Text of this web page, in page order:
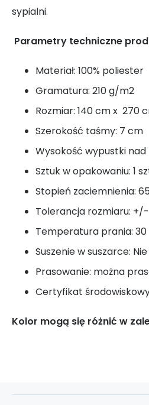
sypialni.
Parametry techniczne
Materiał: 100% poliester
Gramatura: 210 g/m2
Rozmiar: 140 cm x 270
Szerokość taśmy: 7 cm
Wysokość wypustki
Sztuk w opakowaniu: 1
Stopień zaciemnienia:
Tolerancja rozmiaru: +/-
Temperatura prania: 30
Suszenie w suszarce:
Prasowanie: można
Certyfikat
Kolor mogą się różnić w